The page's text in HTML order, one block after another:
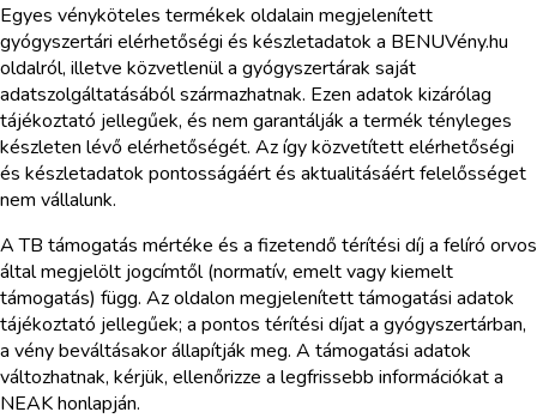
Egyes vényköteles termékek oldalain megjelenített
gyógyszertári elérhetőségi és készletadatok a BENUVény.hu
oldalról, illetve közvetlenül a gyógyszertárak saját
adatszolgáltatásából származhatnak. Ezen adatok kizárólag
tájékoztató jellegűek, és nem garantálják a termék tényleges
készleten lévő elérhetőségét. Az így közvetített elérhetőségi
és készletadatok pontosságáért és aktualitásáért felelősséget
nem vállalunk.
A TB támogatás mértéke és a fizetendő térítési díj a felíró orvos
által megjelölt jogcímtől (normatív, emelt vagy kiemelt
támogatás) függ. Az oldalon megjelenített támogatási adatok
tájékoztató jellegűek; a pontos térítési díjat a gyógyszertárban,
a vény beváltásakor állapítják meg. A támogatási adatok
változhatnak, kérjük, ellenőrizze a legfrissebb információkat a
NEAK honlapján.